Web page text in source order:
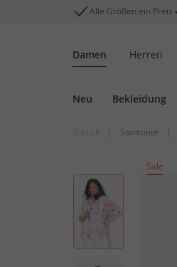
Alle Größen ein Preis
Damen Herren
Neu Bekleidung
| Startseite |
Sale